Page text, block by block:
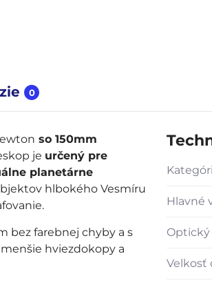
0
so 150mm
je určený pre
planetárne
hlbokého Vesmíru
bez farebnej chyby a s
hviezdokopy a
Hlavné
Optický
Velkosť